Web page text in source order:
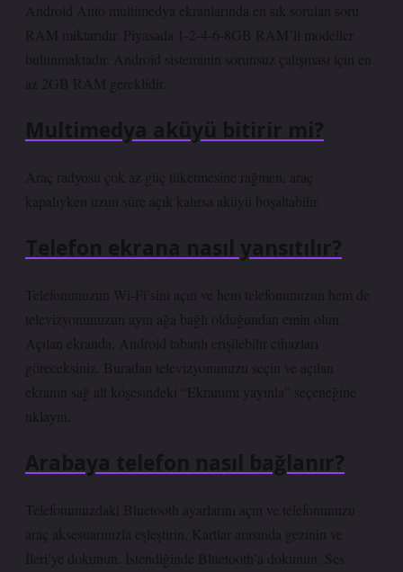
Android Auto multimedya ekranlarında en sık sorulan soru
RAM miktarıdır. Piyasada 1-2-4-6-8GB RAM’li modeller
bulunmaktadır. Android sisteminin sorunsuz çalışması için en
az 2GB RAM gereklidir.
Multimedya aküyü bitirir mi?
Araç radyosu çok az güç tüketmesine rağmen, araç
kapalıyken uzun süre açık kalırsa aküyü boşaltabilir.
Telefon ekrana nasıl yansıtılır?
Telefonunuzun Wi-Fi’sini açın ve hem telefonunuzun hem de
televizyonunuzun aynı ağa bağlı olduğundan emin olun.
Açılan ekranda, Android tabanlı erişilebilir cihazları
göreceksiniz. Buradan televizyonunuzu seçin ve açılan
ekranın sağ alt köşesindeki “Ekranımı yayınla” seçeneğine
tıklayın.
Arabaya telefon nasıl bağlanır?
Telefonunuzdaki Bluetooth ayarlarını açın ve telefonunuzu
araç aksesuarınızla eşleştirin. Kartlar arasında gezinin ve
İleri’ye dokunun. İstendiğinde Bluetooth’a dokunun. Ses